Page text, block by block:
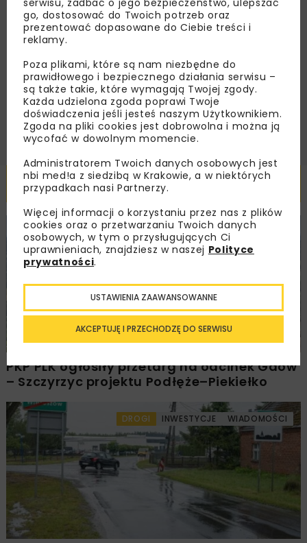
Zapoznałam/em się z
Regulaminem
handlowej w postaci newslettera.
ZAPISZ MNIE
Powiązane artykuły
KOLEJ WIADOMOŚCI INWESTYCJE
PKP PLK ogłosiły przetarg na odcinek Gdów
– Szczyrzyc projektu Podłęże–Piekiełko
DROGI INWESTYCJE WIADOMOŚCI
go, dostosować do Twoich potrzeb oraz
prezentować dopasowane do Ciebie treści i
reklamy.
Poza plikami, które są nam niezbędne do
prawidłowego i bezpiecznego działania serwisu –
są także takie, które wymagają Twojej zgody.
Każda udzielona zgoda poprawi Twoje
doświadczenia jeśli jesteś naszym Użytkownikiem.
Zgoda na pliki cookies jest dobrowolna i można ją
wycofać w dowolnym momencie.
Administratorem Twoich danych osobowych jest
nbi med!a z siedzibą w Krakowie, a w niektórych
przypadkach nasi Partnerzy.
Więcej informacji o korzystaniu przez nas z plików
cookies oraz o przetwarzaniu Twoich danych
osobowych, w tym o przysługujących Ci
uprawnieniach, znajdziesz w naszej Polityce
prywatności.
AKCEPTUJĘ I PRZECHODZĘ DO SERWISU
USTAWIENIA ZAAWANSOWANNE